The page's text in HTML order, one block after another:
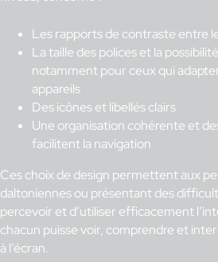
Les rapports de contraste entre
La taille des polices et la
notamment pour ceux qui
appareils
Des icônes et libellés clairs
Une organisation cohérente et
facilitent la navigation
Ces choix de design permettent aux
daltoniennes ou présentant des
percevoir et d’utiliser efficacement
chacun puisse voir, comprendre et
à l’écran.